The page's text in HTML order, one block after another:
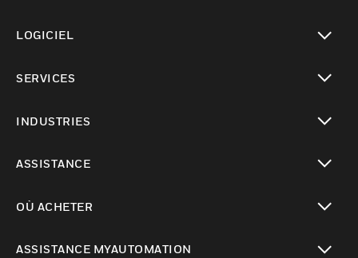
LOGICIEL
SERVICES
INDUSTRIES
ASSISTANCE
OÙ ACHETER
ASSISTANCE MYAUTOMATION